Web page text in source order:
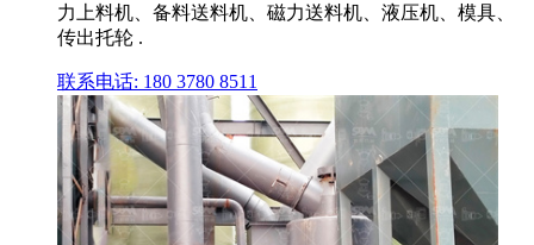
力上料机、备料送料机、磁力送料机、液压机、模具、
传出托轮 .
联系电话: 180 3780 8511